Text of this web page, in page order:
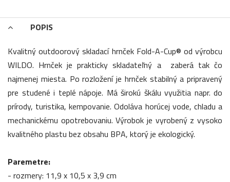
POPIS
Kvalitný outdoorový skladací hrnček Fold-A-Cup® od výrobcu
WILDO. Hrnček je prakticky skladateľný a zaberá tak čo
najmenej miesta. Po rozložení je hrnček stabilný a pripravený
pre studené i teplé nápoje. Má širokú škálu využitia napr. do
prírody, turistika, kempovanie. Odoláva horúcej vode, chladu a
mechanickému opotrebovaniu. Výrobok je vyrobený z vysoko
kvalitného plastu bez obsahu BPA, ktorý je ekologický.
Paremetre:
- rozmery: 11,9 x 10,5 x 3,9 cm